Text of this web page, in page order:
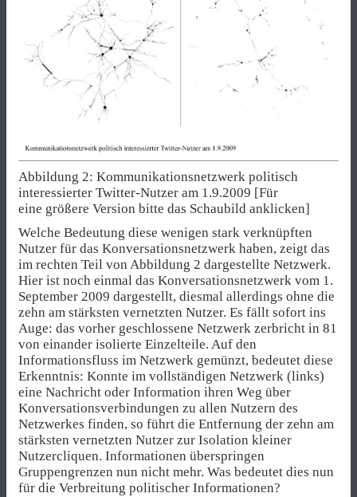
Abbildung 2: Kommunikationsnetzwerk politisch
interessierter Twitter-Nutzer am 1.9.2009 [Für
eine größere Version bitte das Schaubild anklicken]
Welche Bedeutung diese wenigen stark verknüpften
Nutzer für das Konversationsnetzwerk haben, zeigt das
im rechten Teil von Abbildung 2 dargestellte Netzwerk.
Hier ist noch einmal das Konversationsnetzwerk vom 1.
September 2009 dargestellt, diesmal allerdings ohne die
zehn am stärksten vernetzten Nutzer. Es fällt sofort ins
Auge: das vorher geschlossene Netzwerk zerbricht in 81
von einander isolierte Einzelteile. Auf den
Informationsfluss im Netzwerk gemünzt, bedeutet diese
Erkenntnis: Konnte im vollständigen Netzwerk (links)
eine Nachricht oder Information ihren Weg über
Konversationsverbindungen zu allen Nutzern des
Netzwerkes finden, so führt die Entfernung der zehn am
stärksten vernetzten Nutzer zur Isolation kleiner
Nutzercliquen. Informationen überspringen
Gruppengrenzen nun nicht mehr. Was bedeutet dies nun
für die Verbreitung politischer Informationen?